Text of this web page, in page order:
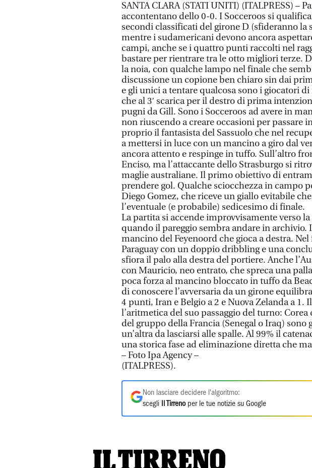
SANTA CLARA (STATI UNITI) (ITALPRESS) –
accontentano dello 0-0. I Socceroos si
secondi classificati del girone D (sfideranno la
mentre i sudamericani devono ancora
campi, anche se i quattro punti raccolti nel
bastare per rientrare tra le otto migliori terze.
la noia, con qualche lampo nel finale che
discussione un copione ben chiaro sin dai
e gli unici a tentare qualcosa sono i giocatori
che al 3′ scarica per il destro di prima
pugni da Gill. Sono i Socceroos ad avere in
non riuscendo a creare occasioni per passare
proprio il fantasista del Sassuolo che nel
a mettersi in luce con un mancino a giro dal
ancora attento e respinge in tuffo. Sull’altro
Enciso, ma l’attaccante dello Strasburgo si
maglie australiane. Il primo obiettivo di
prendere gol. Qualche sciocchezza in campo
Diego Gomez, che riceve un giallo evitabile
l’eventuale (e probabile) sedicesimo di finale.
La partita si accende improvvisamente verso
quando il pareggio sembra andare in archivio.
mancino del Feyenoord che gioca a destra.
Paraguay con un doppio dribbling e una
sfiora il palo alla destra del portiere. Anche
con Mauricio, neo entrato, che spreca una
poca forza al mancino bloccato in tuffo da
di conoscere l’avversaria da un girone
4 punti, Iran e Belgio a 2 e Nuova Zelanda a 1.
l’aritmetica del suo passaggio del turno: Corea
del gruppo della Francia (Senegal o Iraq) sono
un’altra da lasciarsi alle spalle. Al 99% il
una storica fase ad eliminazione diretta che
– Foto Ipa Agency –
(ITALPRESS).
Non lasciare decidere l'algoritmo:
scegli
Il Tirrenoper le tue notizie su Google